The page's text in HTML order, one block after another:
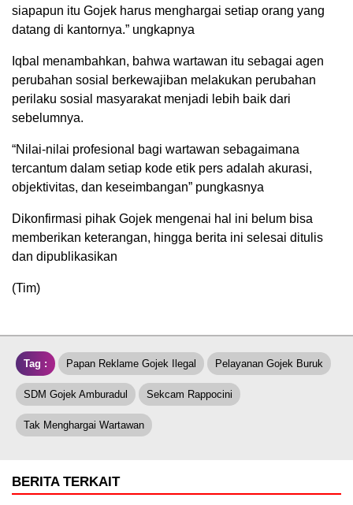
siapapun itu Gojek harus menghargai setiap orang yang
datang di kantornya.” ungkapnya
Iqbal menambahkan, bahwa wartawan itu sebagai agen
perubahan sosial berkewajiban melakukan perubahan
perilaku sosial masyarakat menjadi lebih baik dari
sebelumnya.
“Nilai-nilai profesional bagi wartawan sebagaimana
tercantum dalam setiap kode etik pers adalah akurasi,
objektivitas, dan keseimbangan” pungkasnya
Dikonfirmasi pihak Gojek mengenai hal ini belum bisa
memberikan keterangan, hingga berita ini selesai ditulis
dan dipublikasikan
(Tim)
Tag : Papan Reklame Gojek Ilegal Pelayanan Gojek Buruk
SDM Gojek Amburadul Sekcam Rappocini
Tak Menghargai Wartawan
BERITA TERKAIT